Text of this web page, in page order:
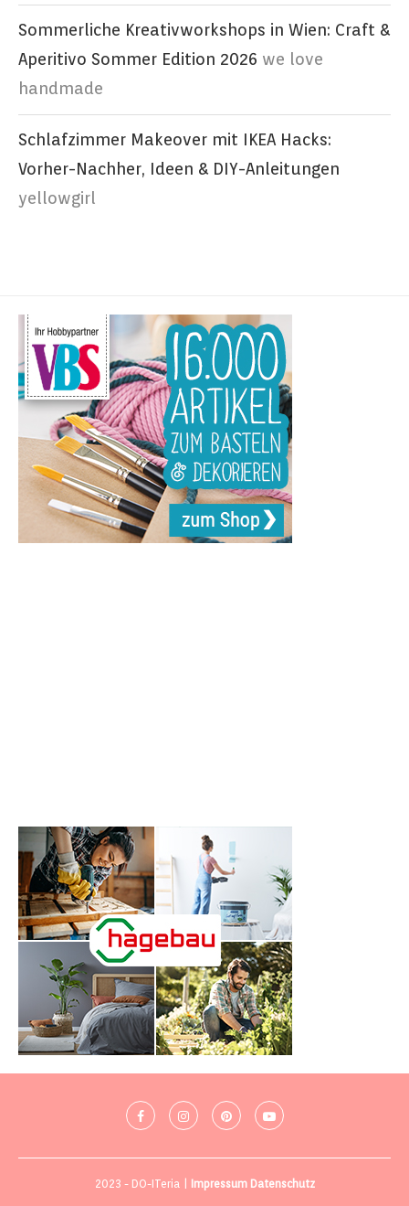
Sommerliche Kreativworkshops in Wien: Craft &
Aperitivo Sommer Edition 2026 we love
handmade
Schlafzimmer Makeover mit IKEA Hacks:
Vorher-Nachher, Ideen & DIY-Anleitungen
yellowgirl
2023 - DO-ITeria | Impressum Datenschutz